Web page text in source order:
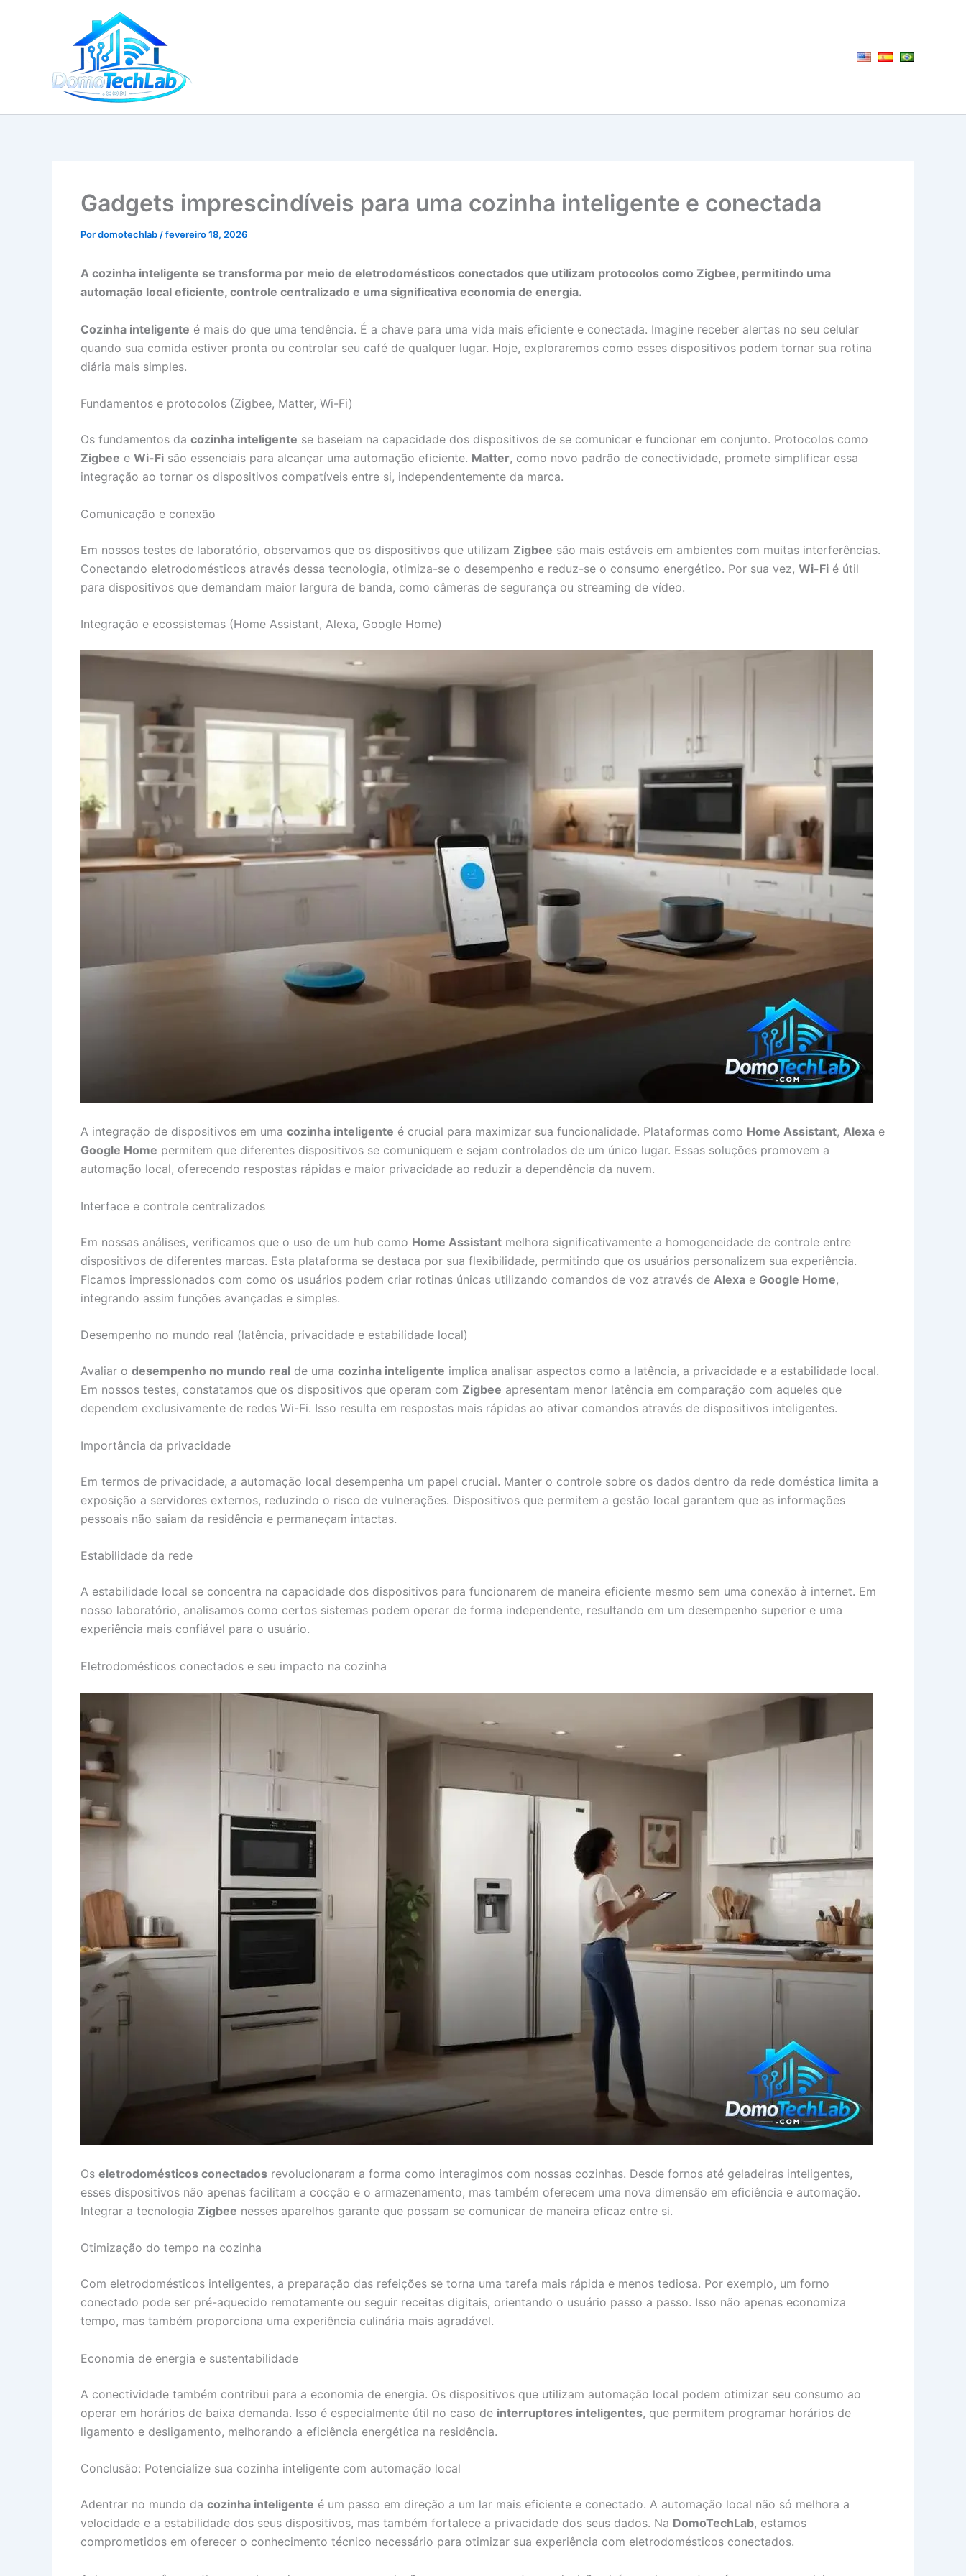
Gadgets imprescindíveis para uma cozinha inteligente e conectada
Pordomotechlab /fevereiro 18, 2026
A cozinha inteligente se transforma por meio de eletrodomésticos conectados que utilizam protocolos como Zigbee, permitindo uma
automação local eficiente, controle centralizado e uma significativa economia de energia.
Cozinha inteligente é mais do que uma tendência. É a chave para uma vida mais eficiente e conectada. Imagine receber alertas no seu celular
quando sua comida estiver pronta ou controlar seu café de qualquer lugar. Hoje, exploraremos como esses dispositivos podem tornar sua rotina
diária mais simples.
Fundamentos e protocolos (Zigbee, Matter, Wi-Fi)
Os fundamentos da cozinha inteligente se baseiam na capacidade dos dispositivos de se comunicar e funcionar em conjunto. Protocolos como
Zigbee e Wi-Fi são essenciais para alcançar uma automação eficiente. Matter, como novo padrão de conectividade, promete simplificar essa
integração ao tornar os dispositivos compatíveis entre si, independentemente da marca.
Comunicação e conexão
Em nossos testes de laboratório, observamos que os dispositivos que utilizam Zigbee são mais estáveis em ambientes com muitas interferências.
Conectando eletrodomésticos através dessa tecnologia, otimiza-se o desempenho e reduz-se o consumo energético. Por sua vez, Wi-Fi é útil
para dispositivos que demandam maior largura de banda, como câmeras de segurança ou streaming de vídeo.
Integração e ecossistemas (Home Assistant, Alexa, Google Home)
A integração de dispositivos em uma cozinha inteligente é crucial para maximizar sua funcionalidade. Plataformas como Home Assistant, Alexa e
Google Home permitem que diferentes dispositivos se comuniquem e sejam controlados de um único lugar. Essas soluções promovem a
automação local, oferecendo respostas rápidas e maior privacidade ao reduzir a dependência da nuvem.
Interface e controle centralizados
Em nossas análises, verificamos que o uso de um hub como Home Assistant melhora significativamente a homogeneidade de controle entre
dispositivos de diferentes marcas. Esta plataforma se destaca por sua flexibilidade, permitindo que os usuários personalizem sua experiência.
Ficamos impressionados com como os usuários podem criar rotinas únicas utilizando comandos de voz através de Alexa e Google Home,
integrando assim funções avançadas e simples.
Desempenho no mundo real (latência, privacidade e estabilidade local)
Avaliar o desempenho no mundo real de uma cozinha inteligente implica analisar aspectos como a latência, a privacidade e a estabilidade local.
Em nossos testes, constatamos que os dispositivos que operam com Zigbee apresentam menor latência em comparação com aqueles que
dependem exclusivamente de redes Wi-Fi. Isso resulta em respostas mais rápidas ao ativar comandos através de dispositivos inteligentes.
Importância da privacidade
Em termos de privacidade, a automação local desempenha um papel crucial. Manter o controle sobre os dados dentro da rede doméstica limita a
exposição a servidores externos, reduzindo o risco de vulnerações. Dispositivos que permitem a gestão local garantem que as informações
pessoais não saiam da residência e permaneçam intactas.
Estabilidade da rede
A estabilidade local se concentra na capacidade dos dispositivos para funcionarem de maneira eficiente mesmo sem uma conexão à internet. Em
nosso laboratório, analisamos como certos sistemas podem operar de forma independente, resultando em um desempenho superior e uma
experiência mais confiável para o usuário.
Eletrodomésticos conectados e seu impacto na cozinha
Os eletrodomésticos conectados revolucionaram a forma como interagimos com nossas cozinhas. Desde fornos até geladeiras inteligentes,
esses dispositivos não apenas facilitam a cocção e o armazenamento, mas também oferecem uma nova dimensão em eficiência e automação.
Integrar a tecnologia Zigbee nesses aparelhos garante que possam se comunicar de maneira eficaz entre si.
Otimização do tempo na cozinha
Com eletrodomésticos inteligentes, a preparação das refeições se torna uma tarefa mais rápida e menos tediosa. Por exemplo, um forno
conectado pode ser pré-aquecido remotamente ou seguir receitas digitais, orientando o usuário passo a passo. Isso não apenas economiza
tempo, mas também proporciona uma experiência culinária mais agradável.
Economia de energia e sustentabilidade
A conectividade também contribui para a economia de energia. Os dispositivos que utilizam automação local podem otimizar seu consumo ao
operar em horários de baixa demanda. Isso é especialmente útil no caso de interruptores inteligentes, que permitem programar horários de
ligamento e desligamento, melhorando a eficiência energética na residência.
Conclusão: Potencialize sua cozinha inteligente com automação local
Adentrar no mundo da cozinha inteligente é um passo em direção a um lar mais eficiente e conectado. A automação local não só melhora a
velocidade e a estabilidade dos seus dispositivos, mas também fortalece a privacidade dos seus dados. Na DomoTechLab, estamos
comprometidos em oferecer o conhecimento técnico necessário para otimizar sua experiência com eletrodomésticos conectados.